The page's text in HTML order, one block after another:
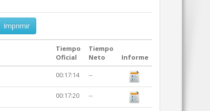
Imprimir
Tiempo
Oficial
Tiempo
Neto
Informe
00:17:14 --
00:17:20 --